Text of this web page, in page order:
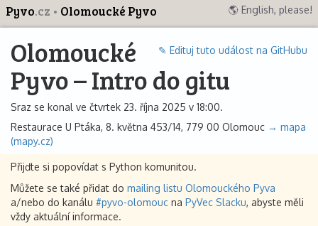
Pyvo.cz Olomoucké Pyvo 🌎 English, please!
✎ Edituj tuto událost na GitHubu
Olomoucké
Pyvo – Intro do gitu
Sraz se konal ve čtvrtek 23. října 2025 v 18:00.
Restaurace U Ptáka, 8. května 453/14, 779 00 Olomouc → mapa
(mapy.cz)
Přijďte si popovídat s Python komunitou.
Můžete se také přidat do mailing listu Olomouckého Pyva
a/nebo do kanálu #pyvo-olomouc na PyVec Slacku, abyste měli
vždy aktuální informace.